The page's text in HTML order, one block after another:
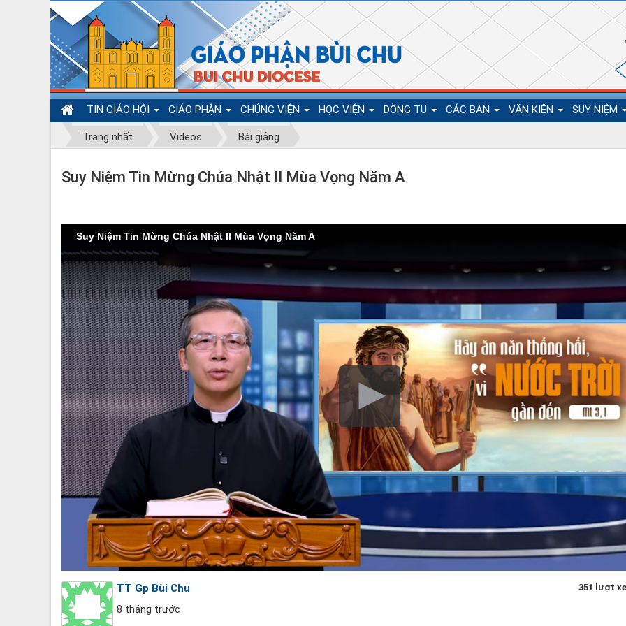
TIN GIÁO HỘI GIÁO PHẬN CHỦNG VIỆN HỌC VIỆN DÒNG TU CÁC BAN VĂN KIỆN SUY NIỆM
Trang nhất Videos Bài giảng
Suy Niệm Tin Mừng Chúa Nhật II Mùa Vọng Năm A
Suy Niệm Tin Mừng Chúa Nhật II Mùa Vọng Năm A
TT Gp Bùi Chu
8 tháng trước
351 lượt